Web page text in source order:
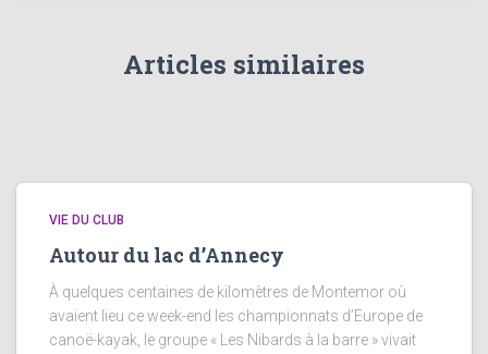
Articles similaires
VIE DU CLUB
Autour du lac d’Annecy
À quelques centaines de kilomètres de Montemor où
avaient lieu ce week-end les championnats d’Europe de
canoë-kayak, le groupe « Les Nibards à la barre » vivait